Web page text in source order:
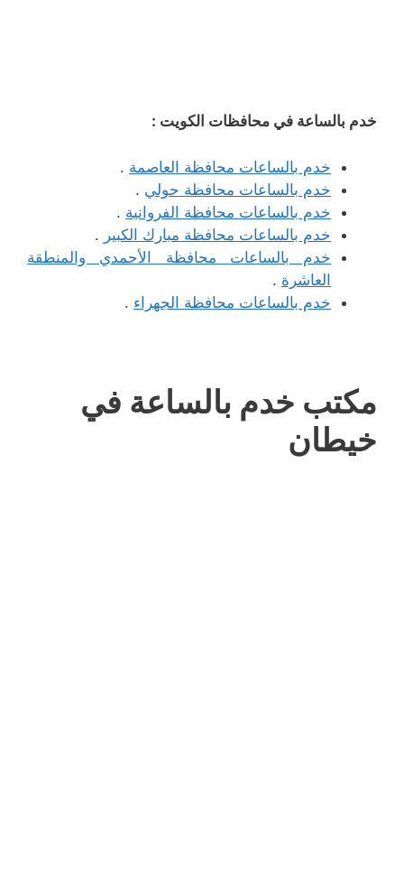
خدم بالساعة في محافظات الكويت :
خدم بالساعات محافظة العاصمة .
خدم بالساعات محافظة حولي .
خدم بالساعات محافظة الفروانية .
خدم بالساعات محافظة مبارك الكبير .
خدم بالساعات محافظة الأحمدي والمنطقة
العاشرة .
خدم بالساعات محافظة الجهراء .
مكتب خدم بالساعة في
خيطان